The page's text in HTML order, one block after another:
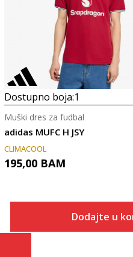
Dostupno boja:1
adidas MUFC H JSY
Muški dres za fudbal
CLIMACOOL
195,00 BAM
Dodajte u